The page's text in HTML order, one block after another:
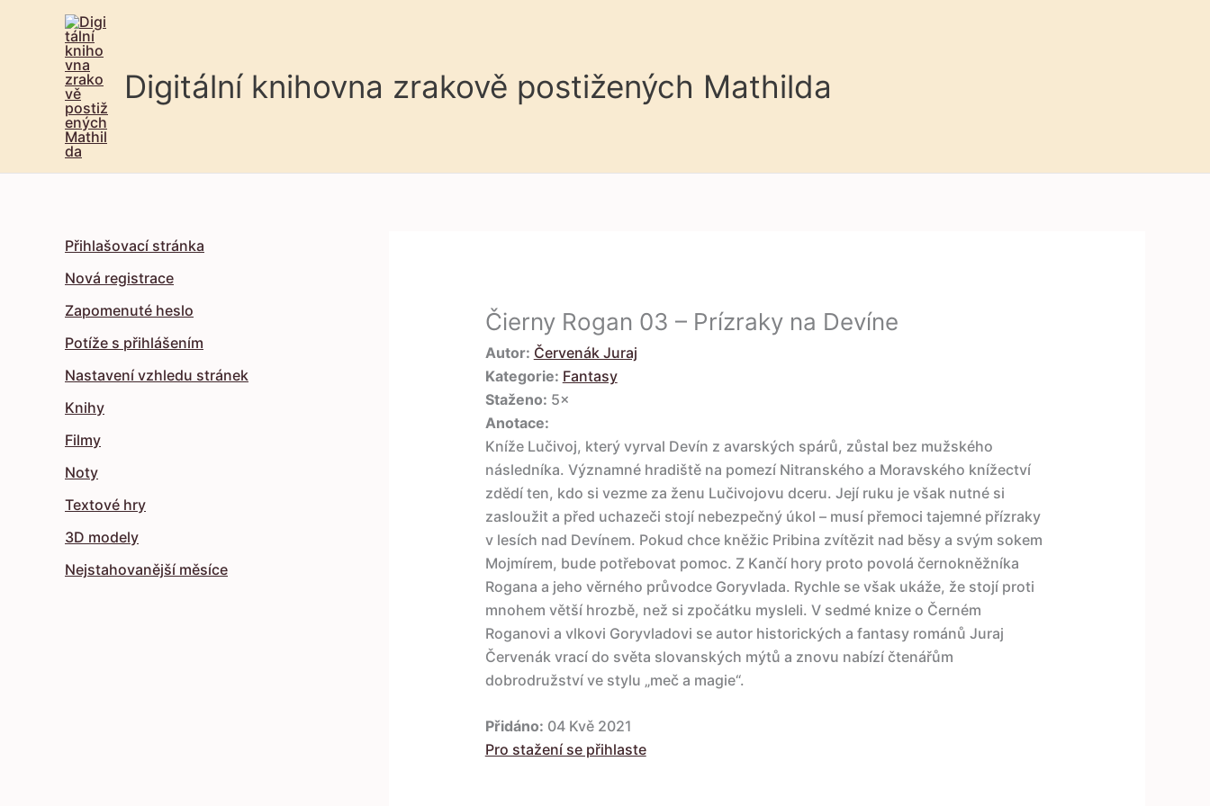
Digitální knihovna zrakově postižených Mathilda
Přihlašovací stránka
Nová registrace
Zapomenuté heslo
Potíže s přihlášením
Nastavení vzhledu stránek
Knihy
Filmy
Noty
Textové hry
3D modely
Nejstahovanější měsíce
Čierny Rogan 03 – Prízraky na Devíne
Autor: Červenák Juraj
Kategorie: Fantasy
Staženo: 5×
Anotace:
Kníže Lučivoj, který vyrval Devín z avarských spárů, zůstal bez mužského
následníka. Významné hradiště na pomezí Nitranského a Moravského knížectví
zdědí ten, kdo si vezme za ženu Lučivojovu dceru. Její ruku je však nutné si
zasloužit a před uchazeči stojí nebezpečný úkol – musí přemoci tajemné přízraky
v lesích nad Devínem. Pokud chce kněžic Pribina zvítězit nad běsy a svým sokem
Mojmírem, bude potřebovat pomoc. Z Kančí hory proto povolá černokněžníka
Rogana a jeho věrného průvodce Goryvlada. Rychle se však ukáže, že stojí proti
mnohem větší hrozbě, než si zpočátku mysleli. V sedmé knize o Černém
Roganovi a vlkovi Goryvladovi se autor historických a fantasy románů Juraj
Červenák vrací do světa slovanských mýtů a znovu nabízí čtenářům
dobrodružství ve stylu „meč a magie“.
Přidáno: 04 Kvě 2021
Pro stažení se přihlaste